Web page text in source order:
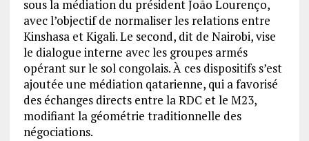
sous la médiation du président João Lourenço,
avec l’objectif de normaliser les relations entre
Kinshasa et Kigali. Le second, dit de Nairobi, vise
le dialogue interne avec les groupes armés
opérant sur le sol congolais. À ces dispositifs s’est
ajoutée une médiation qatarienne, qui a favorisé
des échanges directs entre la RDC et le M23,
modifiant la géométrie traditionnelle des
négociations.